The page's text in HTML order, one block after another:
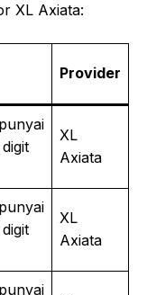
XL Axiata:
Provider
XL
Axiata
XL
Axiata